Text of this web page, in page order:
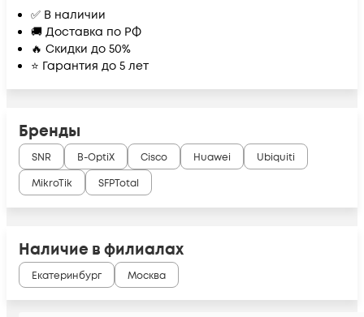
✅ В наличии
🚚 Доставка по РФ
🔥 Скидки до 50%
⭐ Гарантия до 5 лет
Бренды
SNR B-OptiX Cisco Huawei
Ubiquiti
MikroTik
SFPTotal
Наличие в филиалах
Екатеринбург Москва